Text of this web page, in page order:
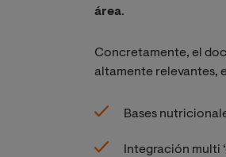
área.
Concretamente, el
altamente relevantes,
Bases
Integración multi